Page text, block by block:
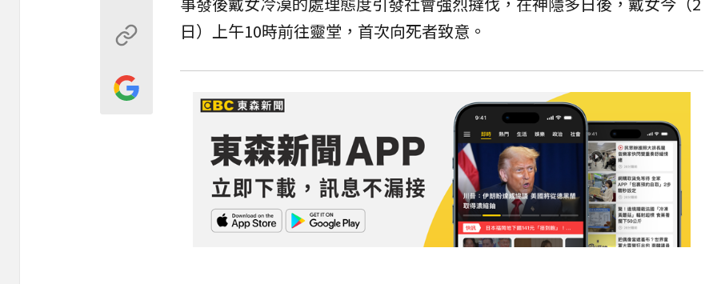
日）上午10時前往靈堂，首次向死者致意。